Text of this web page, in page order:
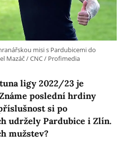
ligy 2022/23 je
poslední hrdiny
si po
udržely Pardubice i Zlín.
mužstev?
misi s Pardubicemi do
Mazáč / CNC / Profimedia